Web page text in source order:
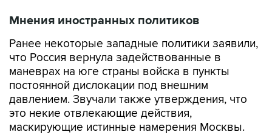
Мнения иностранных политиков
Ранее некоторые западные политики заявили,
что Россия вернула задействованные в
маневрах на юге страны войска в пункты
постоянной дислокации под внешним
давлением. Звучали также утверждения, что
это некие отвлекающие действия,
маскирующие истинные намерения Москвы.